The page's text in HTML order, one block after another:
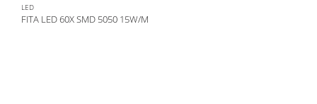
LED
FITA LED 60X SMD 5050 15W/M